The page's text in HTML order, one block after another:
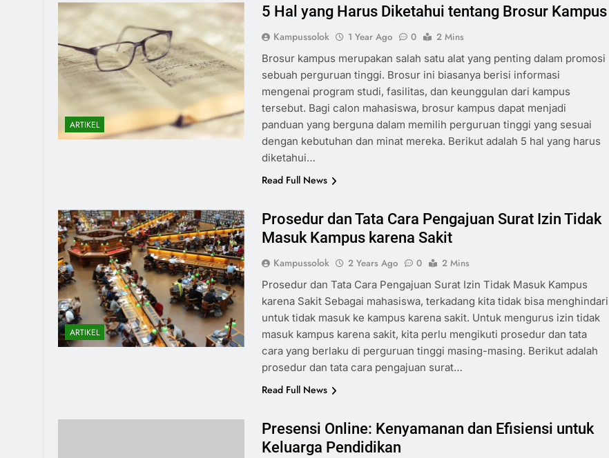
ARTIKEL
5 Hal yang Harus Diketahui tentang Brosur Kampus
Kampussolok 1 Year Ago 0
2 Mins
Brosur kampus merupakan salah satu alat yang penting dalam promosi
sebuah perguruan tinggi. Brosur ini biasanya berisi informasi
mengenai program studi, fasilitas, dan keunggulan dari kampus
tersebut. Bagi calon mahasiswa, brosur kampus dapat menjadi
panduan yang berguna dalam memilih perguruan tinggi yang sesuai
dengan kebutuhan dan minat mereka. Berikut adalah 5 hal yang harus
diketahui…
Read Full News
ARTIKEL
Prosedur dan Tata Cara Pengajuan Surat Izin Tidak
Masuk Kampus karena Sakit
Kampussolok 2 Years Ago 0
2 Mins
Prosedur dan Tata Cara Pengajuan Surat Izin Tidak Masuk Kampus
karena Sakit Sebagai mahasiswa, terkadang kita tidak bisa menghindari
untuk tidak masuk ke kampus karena sakit. Untuk mengurus izin tidak
masuk kampus karena sakit, kita perlu mengikuti prosedur dan tata
cara yang berlaku di perguruan tinggi masing-masing. Berikut adalah
prosedur dan tata cara pengajuan surat…
Read Full News
Presensi Online: Kenyamanan dan Efisiensi untuk
Keluarga Pendidikan